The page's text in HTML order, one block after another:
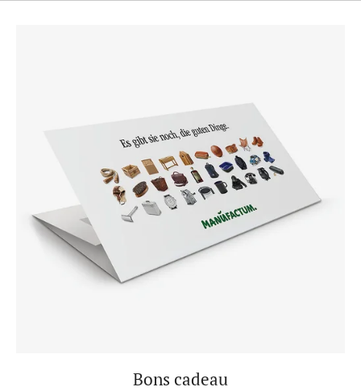
Bons cadeau